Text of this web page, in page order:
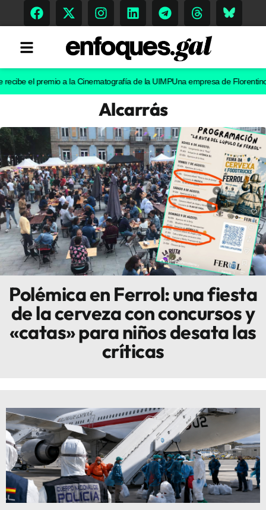
Memoria Histórica
Gastronomía
Escenarios
Sostenibilidad
Innova
el premio a la Cinematografía de la UIMPUna empresa de Florentino
Alcarrás
Polémica en Ferrol: una fiesta
de la cerveza con concursos y
«catas» para niños desata las
críticas